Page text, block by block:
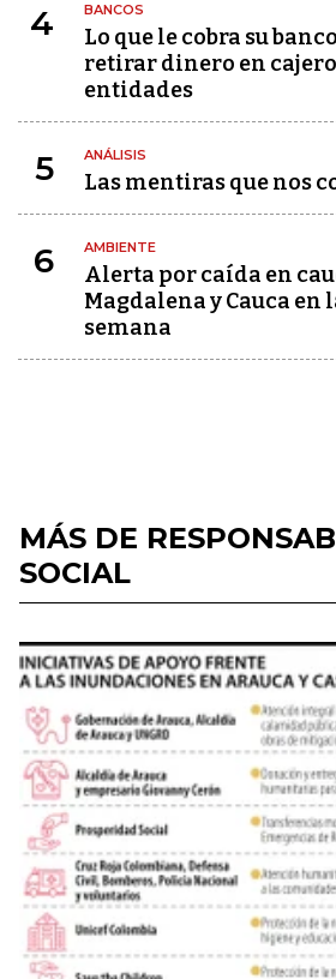
4 BANCOS
Lo que le cobra su
retirar dinero en
entidades
5 ANÁLISIS
Las mentiras que nos
6 AMBIENTE
Alerta por caída en
Magdalena y Cauca en
semana
MÁS DE
SOCIAL